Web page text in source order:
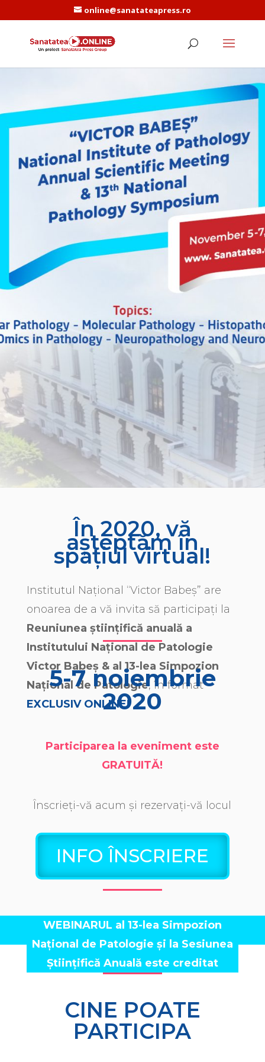
online@sanatateapress.ro
În 2020, vă
așteptăm în
spațiul virtual!
Institutul Național “Victor Babeș” are
onoarea de a vă invita să participați la
Reuniunea științifică anuală a
Institutului Național de Patologie
Victor Babeș & al 13-lea Simpozion
Național de Patologie, în format
EXCLUSIV ONLINE!
5-7 noiembrie
2020
Participarea la eveniment este
GRATUITĂ!
Înscrieți-vă acum și rezervați-vă locul
INFO ÎNSCRIERE
WEBINARUL al 13-lea Simpozion
Național de Patologie și la Sesiunea
Științifică Anuală este creditat
CINE POATE
PARTICIPA